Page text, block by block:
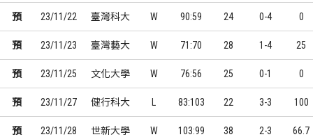
預 23/11/22 臺灣科大 W 90:59 24 0-4 0
預 23/11/23 臺灣藝大 W 71:70 28 1-4 25
預 23/11/25 文化大學 W 76:56 25 0-1 0
預 23/11/27 健行科大 83:103 22 3-3 100
預 23/11/28 世新大學 W 103:99 38 2-3 66.7